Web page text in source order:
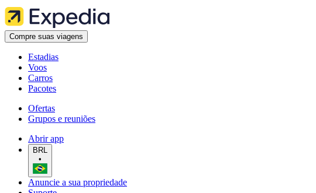
Compre suas viagens
Estadias
Voos
Carros
Pacotes
Ofertas
Grupos e reuniões
Abrir app
BRL
•
Anuncie a sua propriedade